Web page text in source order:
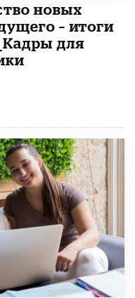
новых
– итоги
для